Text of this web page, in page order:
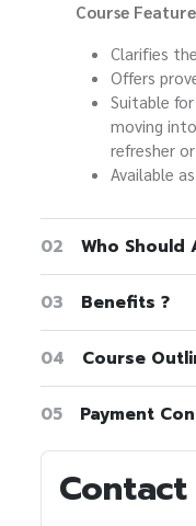
Course
Clarifies
Offers
Suitable
moving
refresher
Available
02 Who Should
03 Benefits ?
04 Course
05 Payment